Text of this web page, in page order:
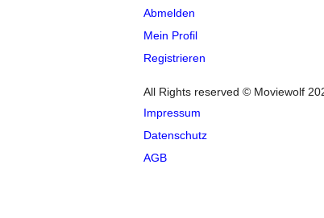
Abmelden
Mein Profil
Registrieren
All Rights reserved © Moviewolf
Impressum
Datenschutz
AGB